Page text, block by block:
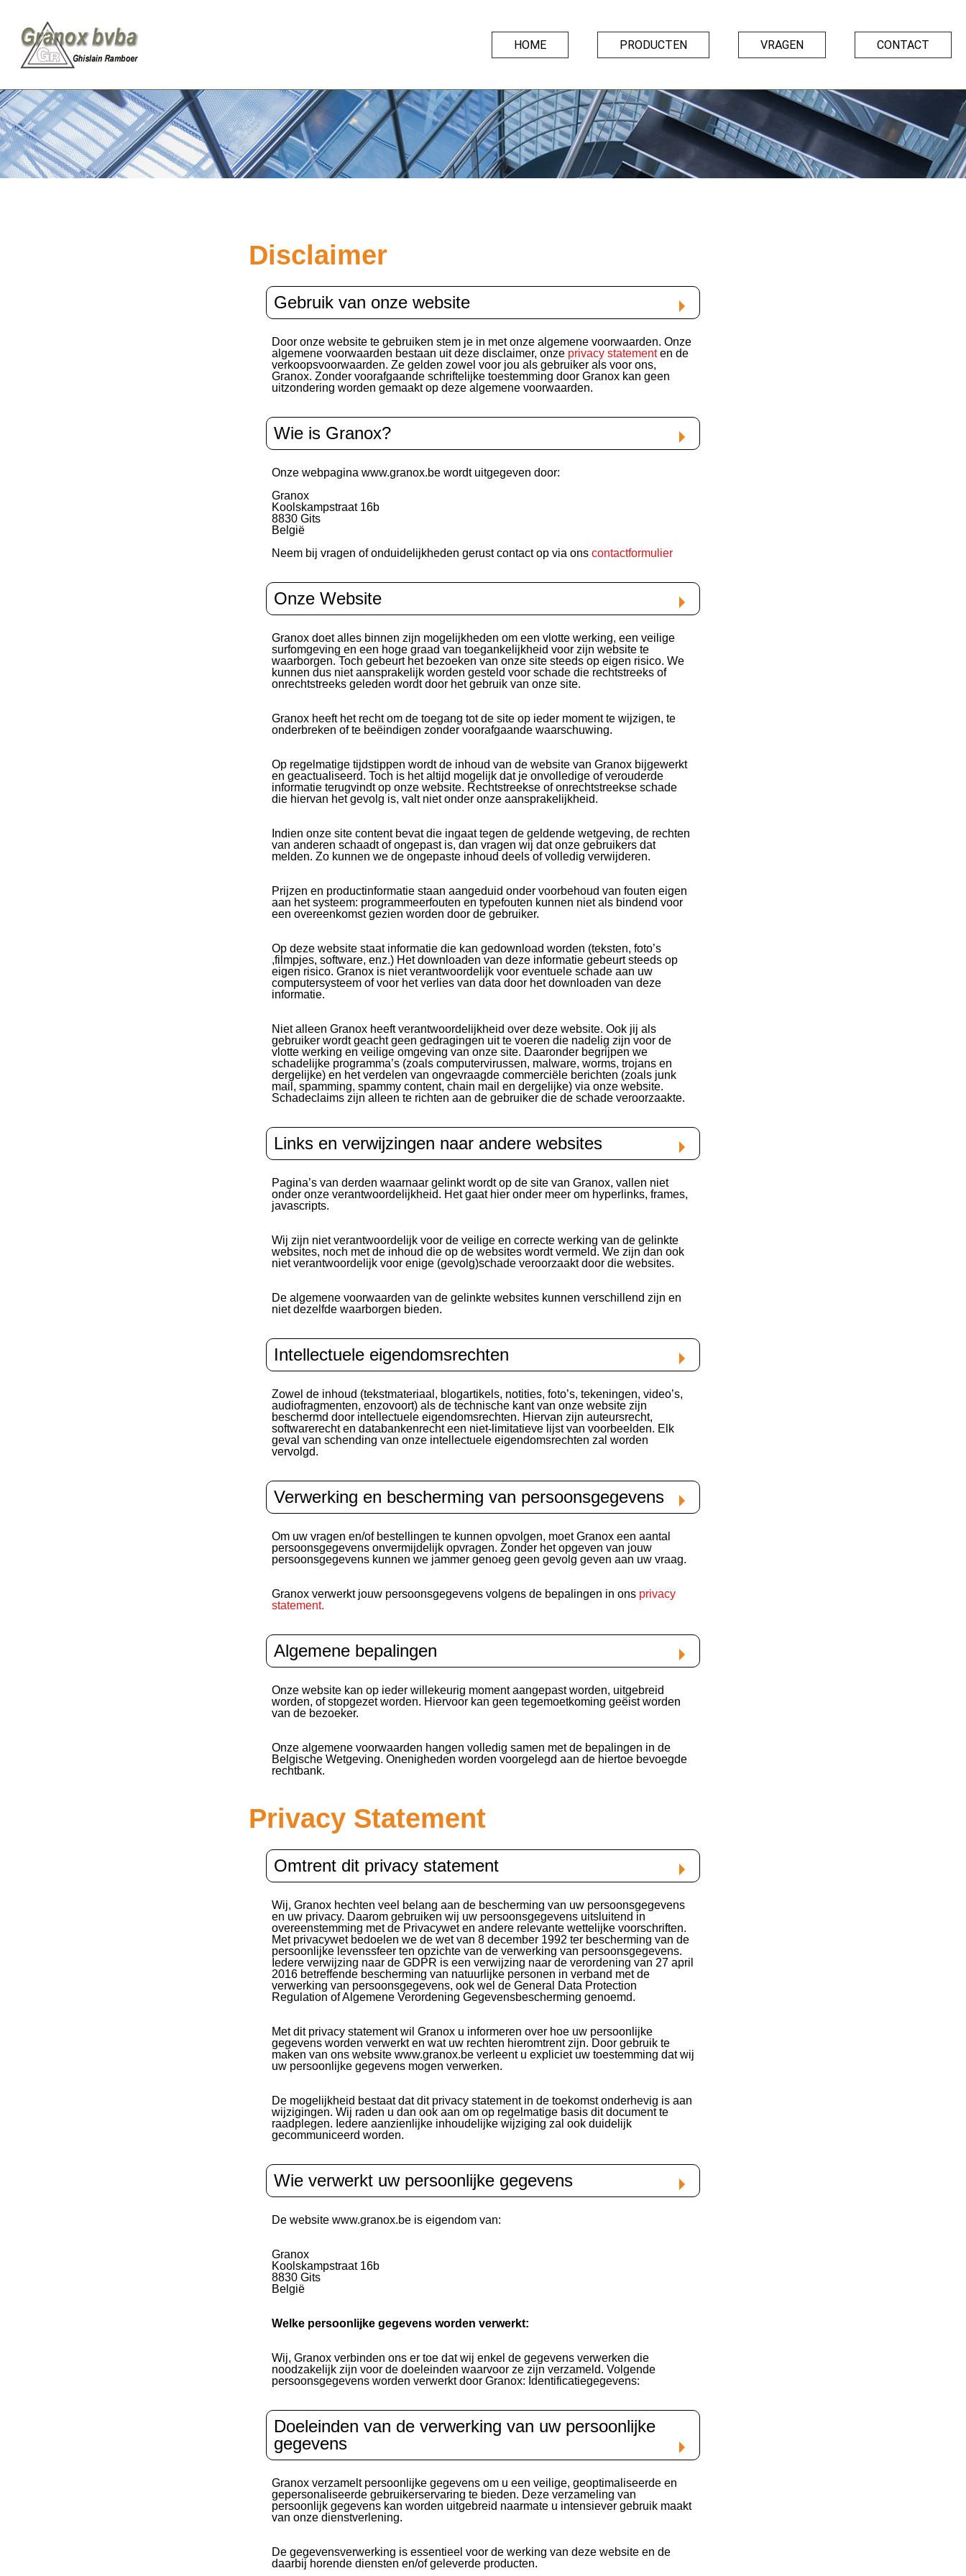
CONTACT
VRAGEN
PRODUCTEN
HOME
Disclaimer
Gebruik van onze website
Door onze website te gebruiken stem je in met onze algemene voorwaarden. Onze
algemene voorwaarden bestaan uit deze disclaimer, onze privacy statementen de
verkoopsvoorwaarden. Ze gelden zowel voor jou als gebruiker als voor ons,
Granox. Zonder voorafgaande schriftelijke toestemming door Granox kan geen
uitzondering worden gemaakt op deze algemene voorwaarden.
Wie is Granox?
Onze webpagina www.granox.be wordt uitgegeven door:
Granox
Koolskampstraat 16b
8830 Gits
België
Neem bij vragen of onduidelijkheden gerust contact op via ons contactformulier
Onze Website
Granox doet alles binnen zijn mogelijkheden om een vlotte werking, een veilige
surfomgeving en een hoge graad van toegankelijkheid voor zijn website te
waarborgen. Toch gebeurt het bezoeken van onze site steeds op eigen risico. We
kunnen dus niet aansprakelijk worden gesteld voor schade die rechtstreeks of
onrechtstreeks geleden wordt door het gebruik van onze site.
Granox heeft het recht om de toegang tot de site op ieder moment te wijzigen, te
onderbreken of te beëindigen zonder voorafgaande waarschuwing.
Op regelmatige tijdstippen wordt de inhoud van de website van Granox bijgewerkt
en geactualiseerd. Toch is het altijd mogelijk dat je onvolledige of verouderde
informatie terugvindt op onze website. Rechtstreekse of onrechtstreekse schade
die hiervan het gevolg is, valt niet onder onze aansprakelijkheid.
Indien onze site content bevat die ingaat tegen de geldende wetgeving, de rechten
van anderen schaadt of ongepast is, dan vragen wij dat onze gebruikers dat
melden. Zo kunnen we de ongepaste inhoud deels of volledig verwijderen.
Prijzen en productinformatie staan aangeduid onder voorbehoud van fouten eigen
aan het systeem: programmeerfouten en typefouten kunnen niet als bindend voor
een overeenkomst gezien worden door de gebruiker.
Op deze website staat informatie die kan gedownload worden (teksten, foto’s
,filmpjes, software, enz.) Het downloaden van deze informatie gebeurt steeds op
eigen risico. Granox is niet verantwoordelijk voor eventuele schade aan uw
computersysteem of voor het verlies van data door het downloaden van deze
informatie.
Niet alleen Granox heeft verantwoordelijkheid over deze website. Ook jij als
gebruiker wordt geacht geen gedragingen uit te voeren die nadelig zijn voor de
vlotte werking en veilige omgeving van onze site. Daaronder begrijpen we
schadelijke programma’s (zoals computervirussen, malware, worms, trojans en
dergelijke) en het verdelen van ongevraagde commerciële berichten (zoals junk
mail, spamming, spammy content, chain mail en dergelijke) via onze website.
Schadeclaims zijn alleen te richten aan de gebruiker die de schade veroorzaakte.
Links en verwijzingen naar andere websites
Pagina’s van derden waarnaar gelinkt wordt op de site van Granox, vallen niet
onder onze verantwoordelijkheid. Het gaat hier onder meer om hyperlinks, frames,
javascripts.
Wij zijn niet verantwoordelijk voor de veilige en correcte werking van de gelinkte
websites, noch met de inhoud die op de websites wordt vermeld. We zijn dan ook
niet verantwoordelijk voor enige (gevolg)schade veroorzaakt door die websites.
De algemene voorwaarden van de gelinkte websites kunnen verschillend zijn en
niet dezelfde waarborgen bieden.
Intellectuele eigendomsrechten
Zowel de inhoud (tekstmateriaal, blogartikels, notities, foto’s, tekeningen, video’s,
audiofragmenten, enzovoort) als de technische kant van onze website zijn
beschermd door intellectuele eigendomsrechten. Hiervan zijn auteursrecht,
softwarerecht en databankenrecht een niet-limitatieve lijst van voorbeelden. Elk
geval van schending van onze intellectuele eigendomsrechten zal worden
vervolgd.
Verwerking en bescherming van persoonsgegevens
Om uw vragen en/of bestellingen te kunnen opvolgen, moet Granox een aantal
persoonsgegevens onvermijdelijk opvragen. Zonder het opgeven van jouw
persoonsgegevens kunnen we jammer genoeg geen gevolg geven aan uw vraag.
Granox verwerkt jouw persoonsgegevens volgens de bepalingen in ons privacy
statement.
Algemene bepalingen
Onze website kan op ieder willekeurig moment aangepast worden, uitgebreid
worden, of stopgezet worden. Hiervoor kan geen tegemoetkoming geëist worden
van de bezoeker.
Onze algemene voorwaarden hangen volledig samen met de bepalingen in de
Belgische Wetgeving. Onenigheden worden voorgelegd aan de hiertoe bevoegde
rechtbank.
Privacy Statement
Omtrent dit privacy statement
Wij, Granox hechten veel belang aan de bescherming van uw persoonsgegevens
en uw privacy. Daarom gebruiken wij uw persoonsgegevens uitsluitend in
overeenstemming met de Privacywet en andere relevante wettelijke voorschriften.
Met privacywet bedoelen we de wet van 8 december 1992 ter bescherming van de
persoonlijke levenssfeer ten opzichte van de verwerking van persoonsgegevens.
Iedere verwijzing naar de GDPR is een verwijzing naar de verordening van 27 april
2016 betreffende bescherming van natuurlijke personen in verband met de
verwerking van persoonsgegevens, ook wel de General Data Protection
Regulation of Algemene Verordening Gegevensbescherming genoemd.
Met dit privacy statement wil Granox u informeren over hoe uw persoonlijke
gegevens worden verwerkt en wat uw rechten hieromtrent zijn. Door gebruik te
maken van ons website www.granox.be verleent u expliciet uw toestemming dat wij
uw persoonlijke gegevens mogen verwerken.
De mogelijkheid bestaat dat dit privacy statement in de toekomst onderhevig is aan
wijzigingen. Wij raden u dan ook aan om op regelmatige basis dit document te
raadplegen. Iedere aanzienlijke inhoudelijke wijziging zal ook duidelijk
gecommuniceerd worden.
Wie verwerkt uw persoonlijke gegevens
De website www.granox.be is eigendom van:
Granox
Koolskampstraat 16b
8830 Gits
België
Welke persoonlijke gegevens worden verwerkt:
Wij, Granox verbinden ons er toe dat wij enkel de gegevens verwerken die
noodzakelijk zijn voor de doeleinden waarvoor ze zijn verzameld. Volgende
persoonsgegevens worden verwerkt door Granox: Identificatiegegevens:
Doeleinden van de verwerking van uw persoonlijke
gegevens
Granox verzamelt persoonlijke gegevens om u een veilige, geoptimaliseerde en
gepersonaliseerde gebruikerservaring te bieden. Deze verzameling van
persoonlijk gegevens kan worden uitgebreid naarmate u intensiever gebruik maakt
van onze dienstverlening.
De gegevensverwerking is essentieel voor de werking van deze website en de
daarbij horende diensten en/of geleverde producten.